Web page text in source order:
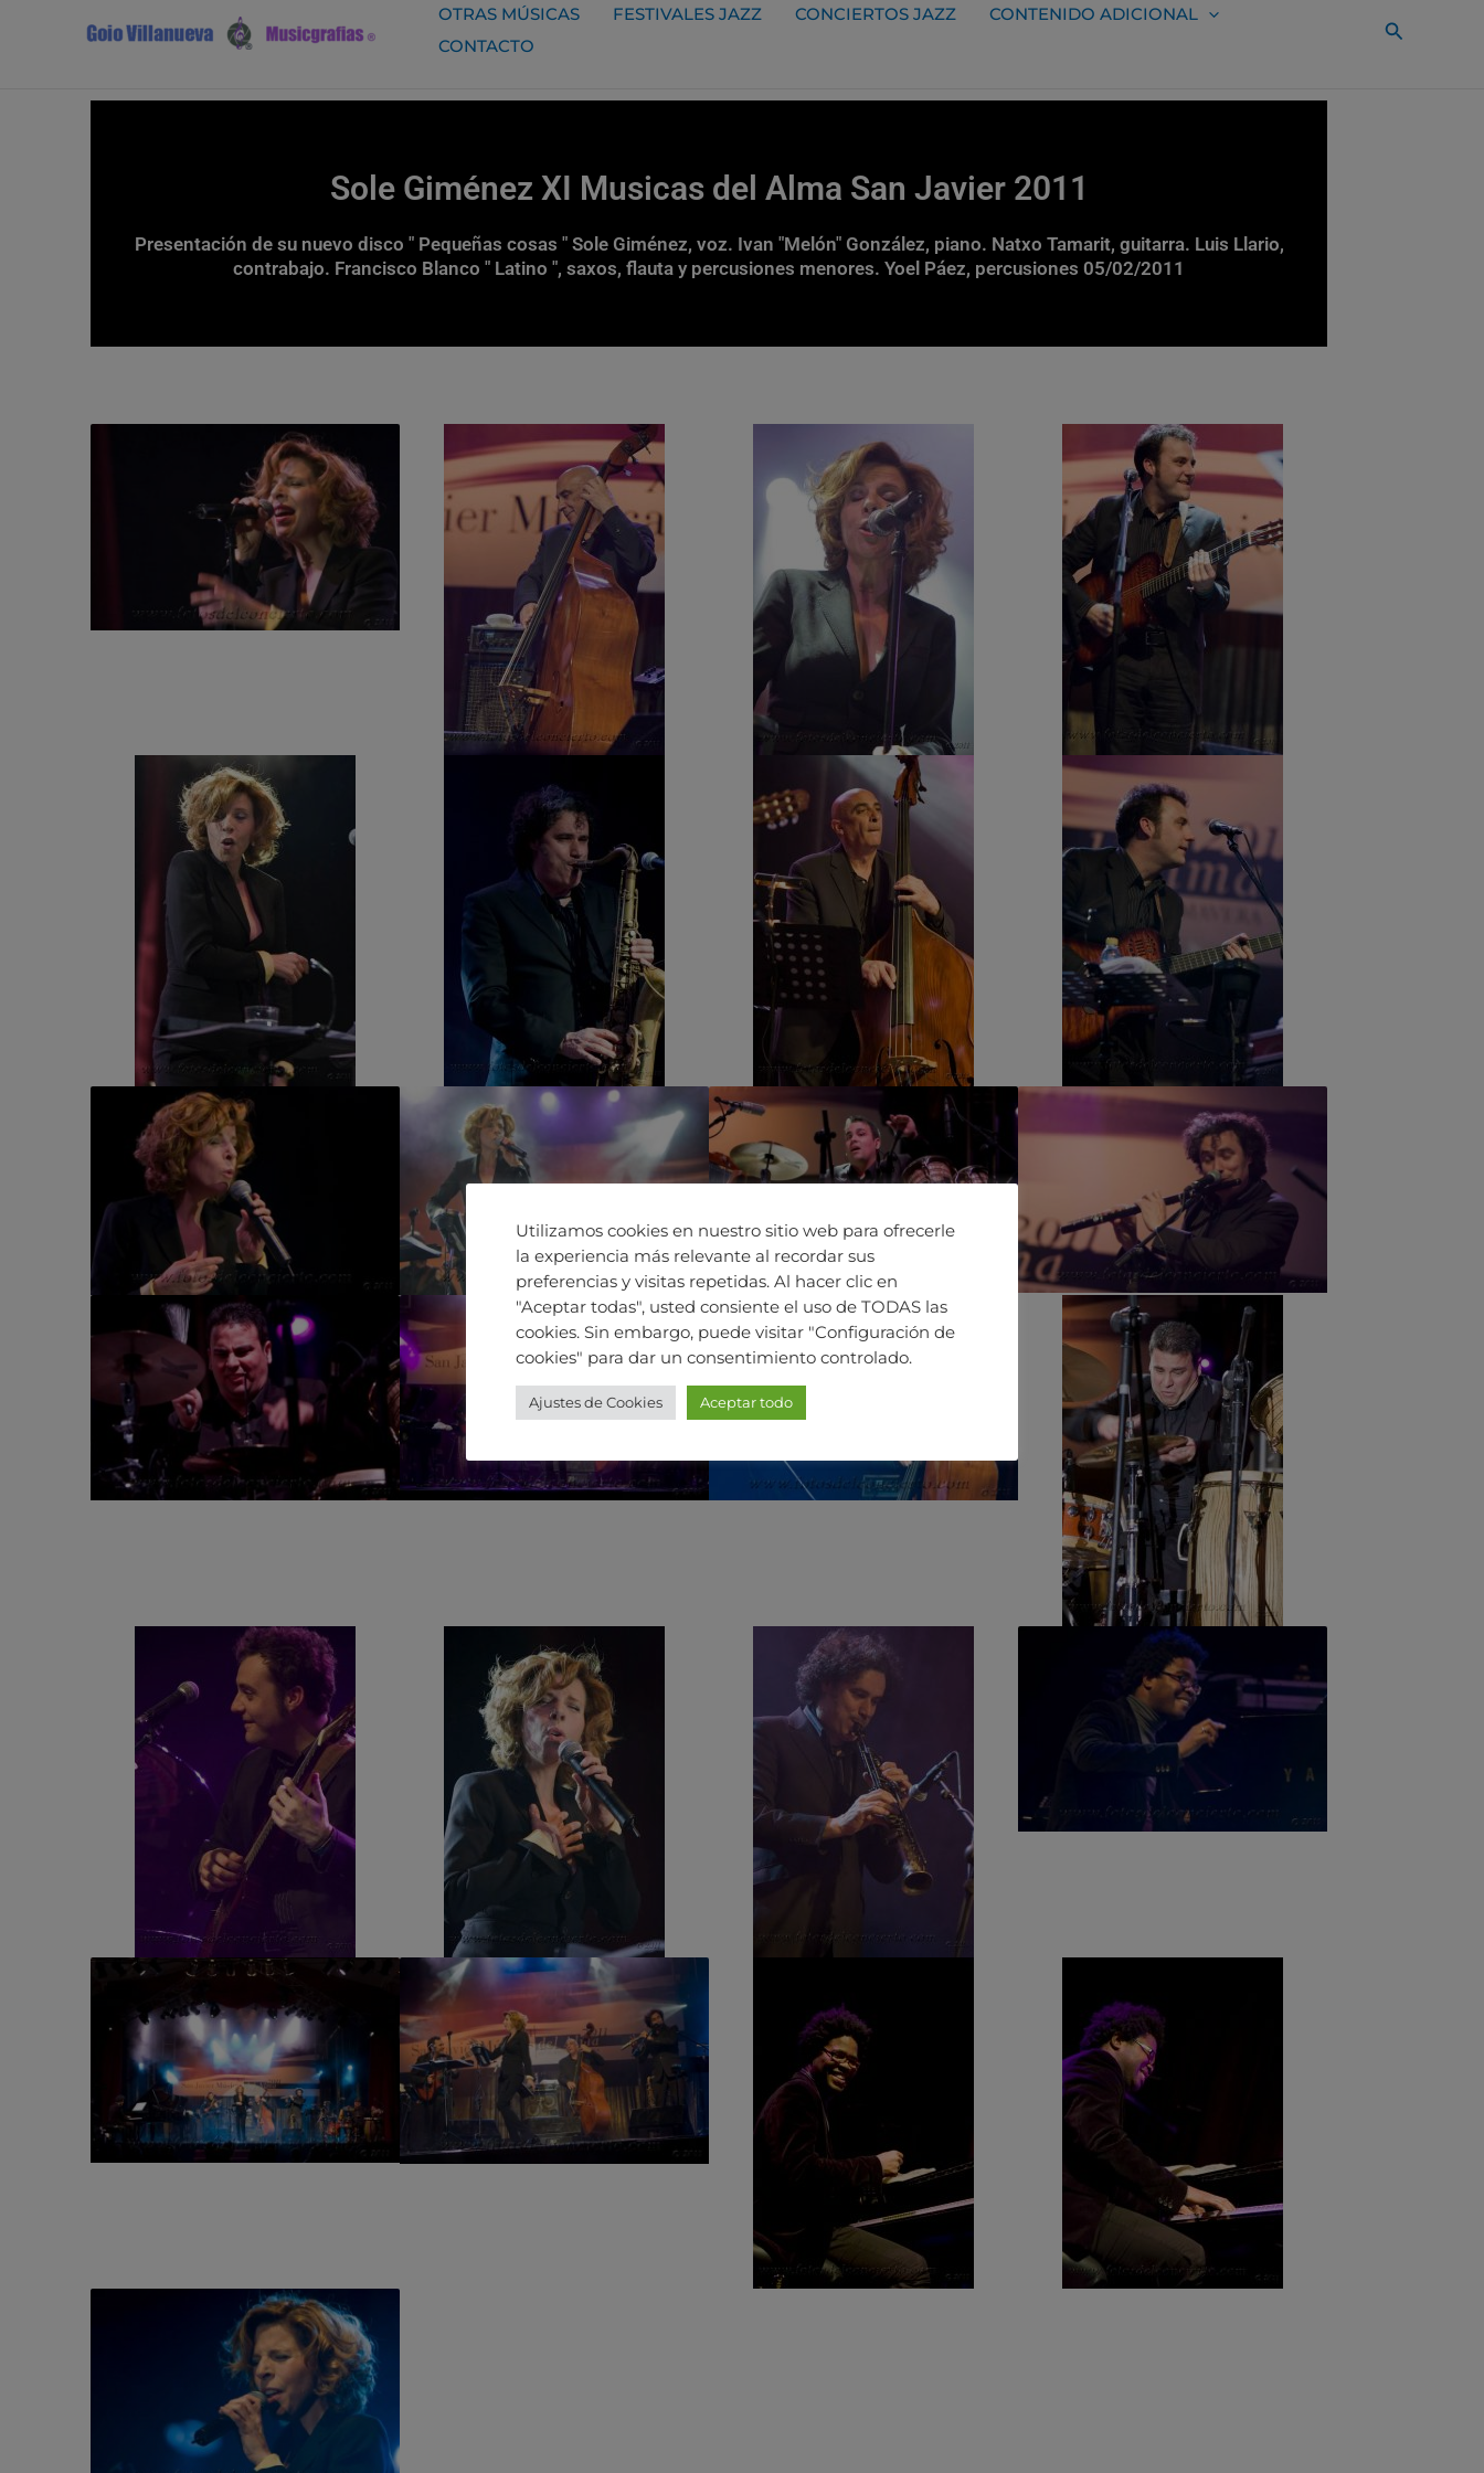
OTRAS MÚSICAS FESTIVALES JAZZ CONCIERTOS JAZZ
CONTENIDO ADICIONAL
CONTACTO
Buscar
Sole Giménez XI Musicas del Alma San Javier 2011
Presentación de su nuevo disco " Pequeñas cosas " Sole Giménez, voz. Ivan "Melón" González, piano. Natxo Tamarit, guitarra. Luis Llario,
contrabajo. Francisco Blanco " Latino ", saxos, flauta y percusiones menores. Yoel Páez, percusiones 05/02/2011
Utilizamos cookies en nuestro sitio web para ofrecerle
la experiencia más relevante al recordar sus
preferencias y visitas repetidas. Al hacer clic en
"Aceptar todas", usted consiente el uso de TODAS las
cookies. Sin embargo, puede visitar "Configuración de
cookies" para dar un consentimiento controlado.
Ajustes de Cookies Aceptar todo